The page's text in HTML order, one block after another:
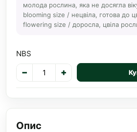
молода рослина, яка не досягла
blooming size / нецвіла, готова до
flowering size / доросла, цвіла
NBS
− +
Опис